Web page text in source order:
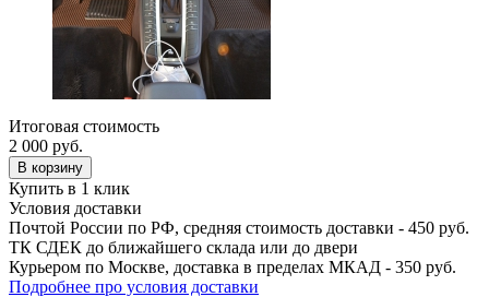
Итоговая стоимость
2 000 руб.
В корзину
Купить в 1 клик
Условия доставки
Почтой России по РФ, средняя стоимость доставки - 450 руб.
ТК СДЕК до ближайшего склада или до двери
Курьером по Москве, доставка в пределах МКАД - 350 руб.
Подробнее про условия доставки